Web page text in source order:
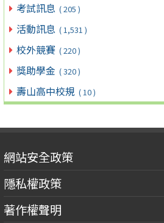
考試訊息 ( 205 )
活動訊息 ( 1,531 )
校外競賽 ( 220 )
獎助學金 ( 320 )
壽山高中校規 ( 10 )
網站安全政策
隱私權政策
著作權聲明